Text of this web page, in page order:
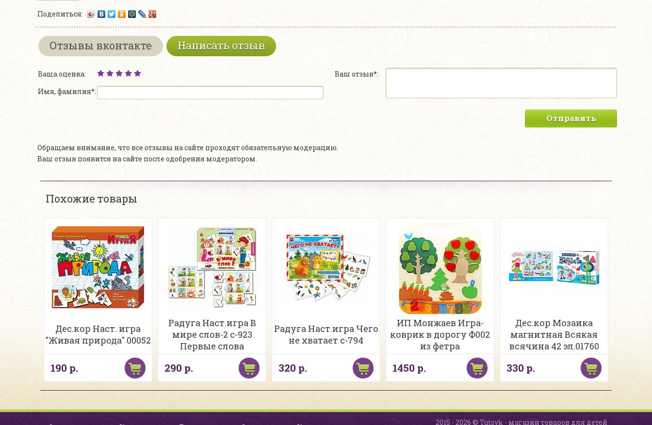
Поделиться:
Отзывы вконтакте Написать отзыв
Ваша оценка:
Имя, фамилия*:
Ваш отзыв*:
Отправить
Обращаем внимание, что все отзывы на сайте проходят обязательную модерацию.
Ваш отзыв появится на сайте после одобрения модератором.
Похожие товары
Дес.кор Наст. игра
"Живая природа" 00052
190 р.
Радуга Наст.игра В
мире слов-2 с-923
Первые слова
290 р.
Радуга Наст.игра Чего
не хватает с-794
320 р.
ИП Монжаев Игра-
коврик в дорогу Ф002
из фетра
1450 р.
Дес.кор Мозаика
магнитная Всякая
всячина 42 эл.01760
330 р.
2015 - 2026 © Tutsyk - магазин товаров для детей